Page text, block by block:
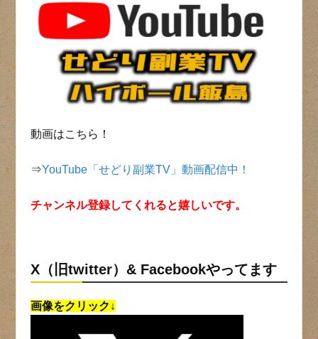
動画はこちら！
⇒YouTube「せどり副業TV」動画配信中！
チャンネル登録してくれると嬉しいです。
X（旧twitter）& Facebookやってます
画像をクリック↓